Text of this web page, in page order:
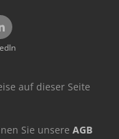
auf dieser Seite
Sie unsere AGB